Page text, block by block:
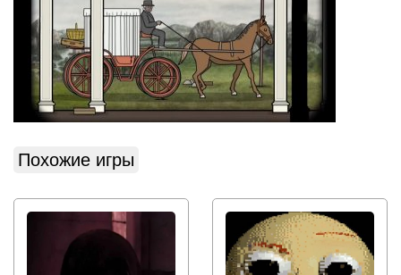
Похожие игры